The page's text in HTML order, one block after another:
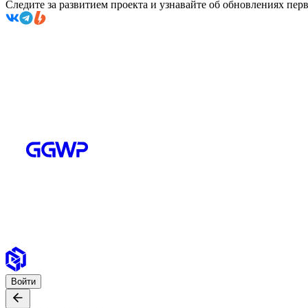
Следите за развитием проекта и узнавайте об обновлениях
Войти